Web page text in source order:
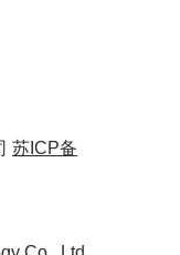
苏ICP备